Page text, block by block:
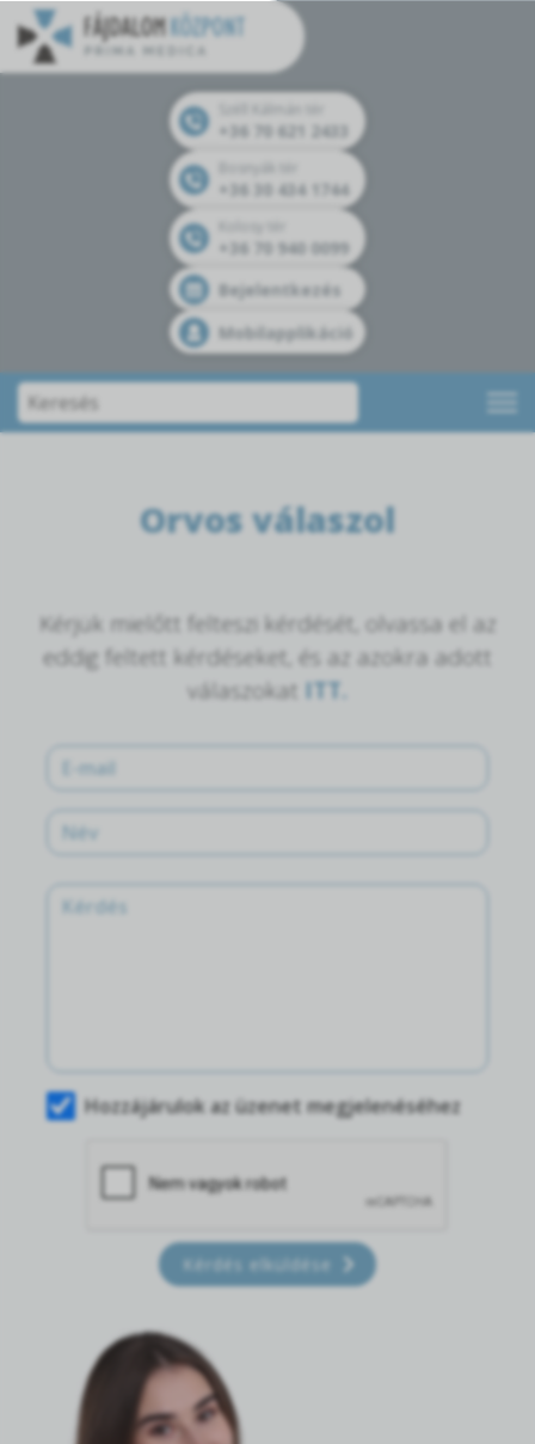
+36 70 621 2433
+36 30 434 1744
+36 70 940 0099
Bejelentkezés
Mobilapplikáció
Orvos válaszol
Kérjük mielőtt felteszi kérdését, olvassa el az
eddig feltett kérdéseket, és az azokra adott
válaszokat ITT.
Hozzájárulok az üzenet megjelenéséhez
Kérdés elküldése